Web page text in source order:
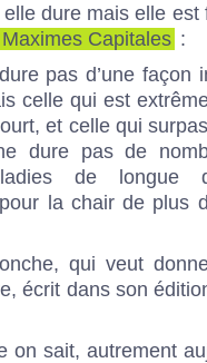
dure mais elle est
Maximes Capitales :
pas d’une façon
celle qui est
et celle qui
dure pas de
de longue
pour la chair de plus
qui veut
écrit dans son
on sait, autrement